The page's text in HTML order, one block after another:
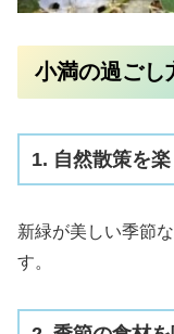
小満の過ごし
1. 自然散策を
新緑が美しい季節
す。